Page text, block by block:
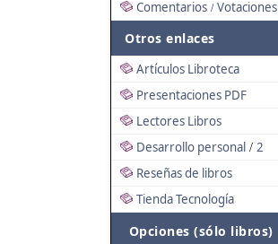
Comentarios / Votaciones
Otros enlaces
Artículos Libroteca
Presentaciones PDF
Lectores Libros
Desarrollo personal / 2
Reseñas de libros
Tienda Tecnología
Opciones (sólo libros)